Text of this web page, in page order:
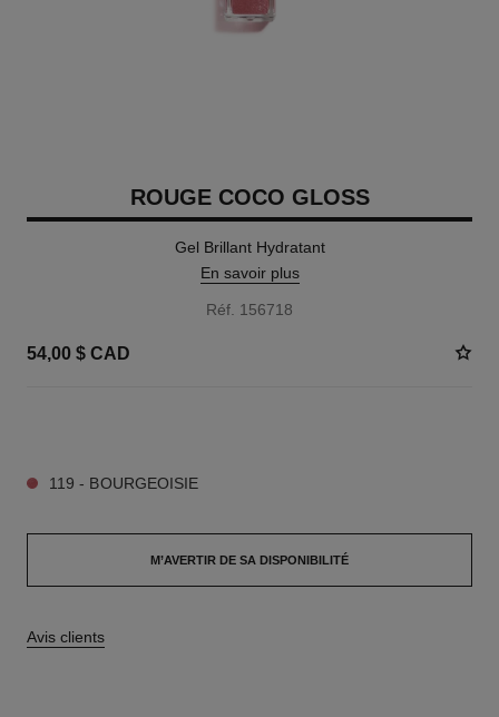
ROUGE COCO GLOSS
Gel Brillant Hydratant
En savoir plus
Réf. 156718
54,00 $ CAD
119 - BOURGEOISIE
M’AVERTIR DE SA DISPONIBILITÉ
Avis clients